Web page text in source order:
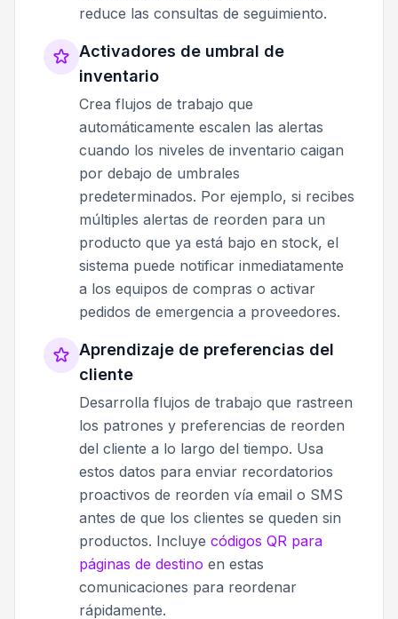
reduce las consultas de seguimiento.
Activadores de umbral de
inventario
Crea flujos de trabajo que
automáticamente escalen las alertas
cuando los niveles de inventario caigan
por debajo de umbrales
predeterminados. Por ejemplo, si recibes
múltiples alertas de reorden para un
producto que ya está bajo en stock, el
sistema puede notificar inmediatamente
a los equipos de compras o activar
pedidos de emergencia a proveedores.
Aprendizaje de preferencias del
cliente
Desarrolla flujos de trabajo que rastreen
los patrones y preferencias de reorden
del cliente a lo largo del tiempo. Usa
estos datos para enviar recordatorios
proactivos de reorden vía email o SMS
antes de que los clientes se queden sin
productos. Incluye códigos QR para
páginas de destino en estas
comunicaciones para reordenar
rápidamente.